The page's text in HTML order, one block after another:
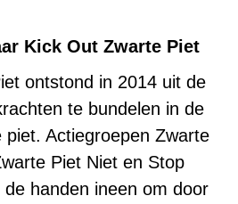
Kick Out Zwarte Piet
ontstond in 2014 uit de
te bundelen in de
Actiegroepen Zwarte
Piet Niet en Stop
handen ineen om door